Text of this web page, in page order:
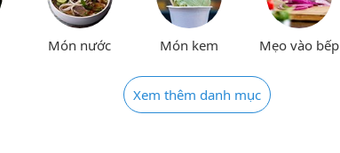
Món nước Món kem Mẹo vào bếp
Xem thêm danh mục